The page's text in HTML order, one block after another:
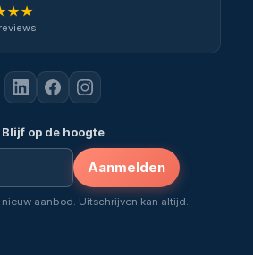
Blijf op de hoogte
Aanmelden
aanbod. Uitschrijven kan altijd.